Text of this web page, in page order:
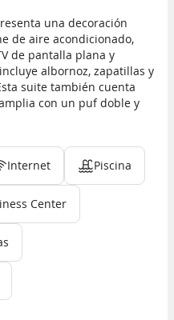
una decoración
de aire acondicionado,
de pantalla plana y
albornoz, zapatillas y
suite también cuenta
con un puf doble y
Internet Piscina
Center